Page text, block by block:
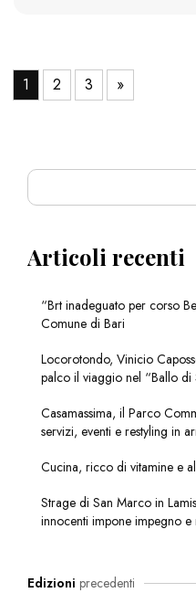
1 2 3 »
Articoli recenti
“Brt inadeguato per corso
Comune di Bari
Locorotondo, Vinicio
palco il viaggio nel “Ballo di
Casamassima, il Parco
servizi, eventi e restyling in
Cucina, ricco di vitamine e
Strage di San Marco in
innocenti impone impegno e
Edizioni precedenti